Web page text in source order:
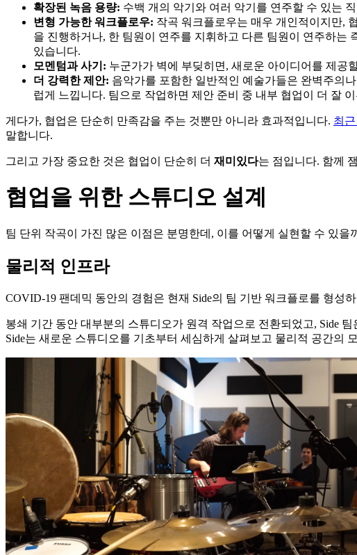
확장된 녹음 용량: 수백 개의 악기와 여러 악기를 연주할 수 있는
변형 가능한 워크플로우: 작곡 워크플로우는 매우 개인적이지만,
을 진행하거나, 한 팀원이 연주를 지휘하고 다른 팀원이 연주하는
있습니다.
모멘텀과 사기 : 누군가가 벽에 부딪히면, 새로운 아이디어를 제공
더 강력한 제안: 음악가를 포함한 일반적인 예술가들은 완벽주의
럽게 느낍니다. 팀으로 작업하면 제안 준비 중 내부 협업이 더 잘
게다가, 협업은 단순히 만족감을 주는 것뿐만 아니라 효과적입니다. 최
말합니다.
그리고 가장 중요한 것은 협업이 단순히 더 재미있다는 점입니다. 함께
협업을 위한 스튜디오 설계
팀 단위 작곡이 가진 많은 이점은 분명한데, 이를 어떻게 실현할 수 있
물리적 인프라
COVID-19 팬데믹 동안의 경험은 현재 Side의 팀 기반 워크플로를 형성
봉쇄 기간 동안 대부분의 스튜디오가 원격 작업으로 전환되었고, Side
Side는 새로운 스튜디오를 기초부터 세심하게 살펴보고 물리적 공간의